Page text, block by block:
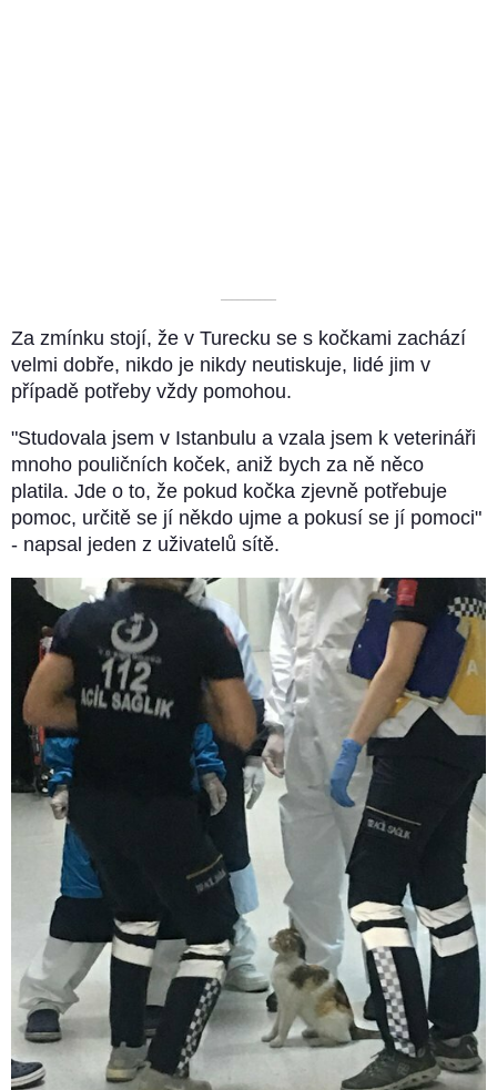
––––––––––
Za zmínku stojí, že v Turecku se s kočkami zachází
velmi dobře, nikdo je nikdy neutiskuje, lidé jim v
případě potřeby vždy pomohou.
"Studovala jsem v Istanbulu a vzala jsem k veterináři
mnoho pouličních koček, aniž bych za ně něco
platila. Jde o to, že pokud kočka zjevně potřebuje
pomoc, určitě se jí někdo ujme a pokusí se jí pomoci"
- napsal jeden z uživatelů sítě.